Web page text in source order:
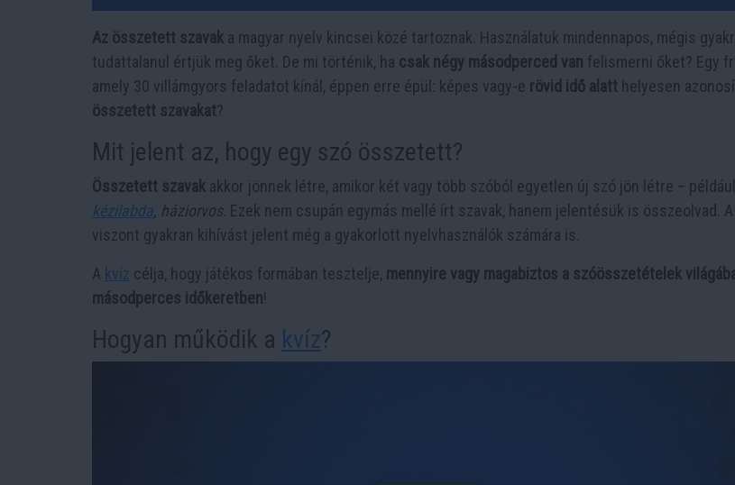
Az összetett szavak a magyar nyelv kincsei közé tartoznak. Használatuk mindennapos, mégis
tudattalanul értjük meg őket. De mi történik, ha csak négy másodperced van felismerni őket? Egy
amely 30 villámgyors feladatot kínál, éppen erre épül: képes vagy-e rövid idő alatt helyesen
összetett szavakat?
Mit jelent az, hogy egy szó összetett?
Összetett szavak akkor jönnek létre, amikor két vagy több szóból egyetlen új szó jön létre – például:
kézilabda, háziorvos. Ezek nem csupán egymás mellé írt szavak, hanem jelentésük is összeolvad.
viszont gyakran kihívást jelent még a gyakorlott nyelvhasználók számára is.
A kvíz célja, hogy játékos formában tesztelje, mennyire vagy magabiztos a szóösszetételek
másodperces időkeretben!
Hogyan működik a kvíz?